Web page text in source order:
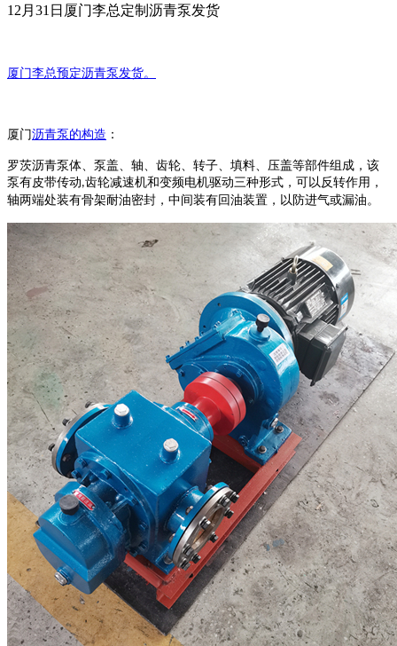
12月31日厦门李总定制沥青泵发货
厦门李总预定沥青泵发货。
厦门沥青泵 的构造 ：
罗茨沥青泵体、泵盖、轴、齿轮、转子、填料、压盖等部件组成，该
泵有皮带传动,齿轮减速机和变频电机驱动三种形式，可以反转作用，
轴两端处装有骨架耐油密封，中间装有回油装置，以防进气或漏油。